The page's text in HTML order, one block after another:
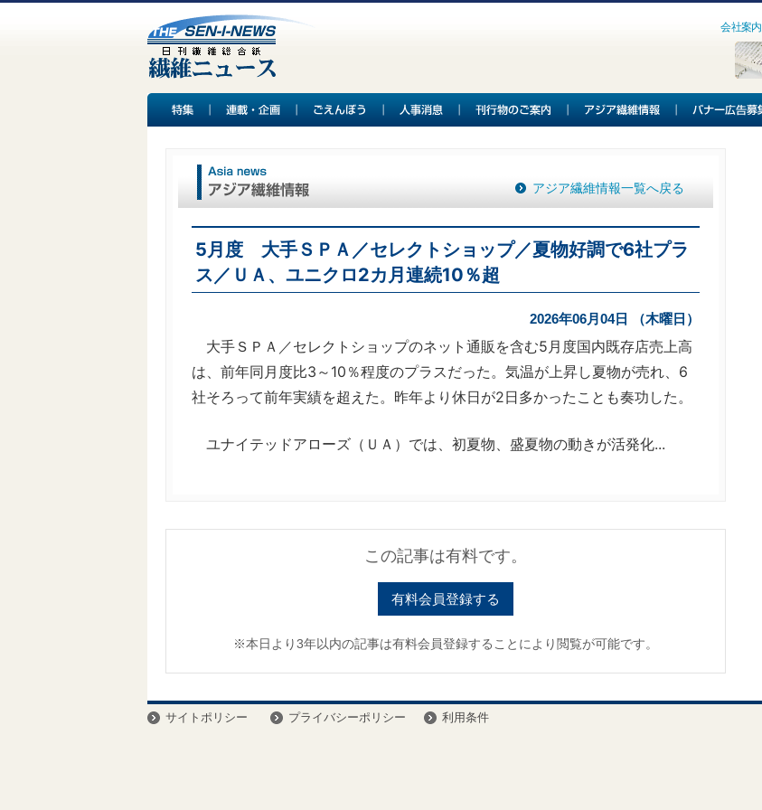
会社案内
アジア繊維情報一覧へ戻る
5月度 大手ＳＰＡ／セレクトショップ／夏物好調で6社プラ
ス／ＵＡ、ユニクロ2カ月連続10％超
2026年06月04日 （木曜日）
大手ＳＰＡ／セレクトショップのネット通販を含む5月度国内既存店売上高
は、前年同月度比3～10％程度のプラスだった。気温が上昇し夏物が売れ、6
社そろって前年実績を超えた。昨年より休日が2日多かったことも奏功した。
ユナイテッドアローズ（ＵＡ）では、初夏物、盛夏物の動きが活発化...
この記事は有料です。
有料会員登録する
※本日より3年以内の記事は有料会員登録することにより閲覧が可能です。
サイトポリシー プライバシーポリシー 利用条件